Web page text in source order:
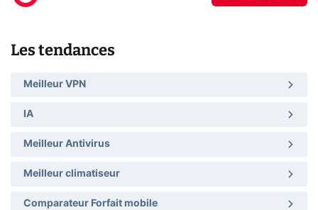
Les tendances
Meilleur VPN
IA
Meilleur Antivirus
Meilleur climatiseur
Comparateur Forfait mobile